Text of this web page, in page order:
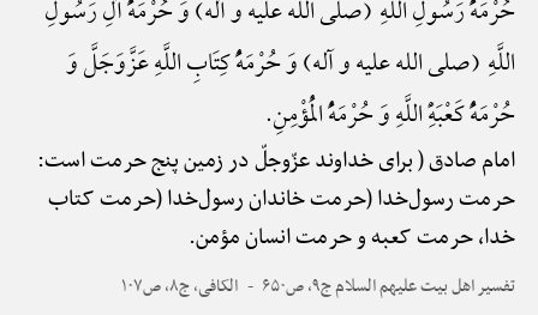
حُرْمَهًُْ رَسُولِ اللَّهِ (صلی الله علیه و آله) وَ حُرْمَهًُْ آلِ رَسُولِ
اللَّهِ (صلی الله علیه و آله) وَ حُرْمَهًُْ کِتَابِ اللَّهِ عَزَّ‌وَ‌جَلَّ وَ
حُرْمَهًُْ کَعْبَهًِْ اللَّهِ وَ حُرْمَهًُْ الْمُؤْمِنِ.
امام صادق ( برای خداوند عزّوجلّ در زمین پنج حرمت است:
حرمت رسول‌خدا (حرمت خاندان رسول‌خدا (حرمت کتاب
خدا، حرمت کعبه و حرمت انسان مؤمن.
تفسیر اهل بیت علیهم السلام ج۹، ص۶۵۰ الکافی، ج۸، ص۱۰۷